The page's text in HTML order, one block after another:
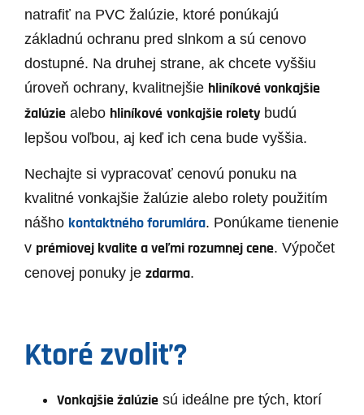
natrafiť na PVC žalúzie, ktoré ponúkajú
základnú ochranu pred slnkom a sú cenovo
dostupné. Na druhej strane, ak chcete vyššiu
úroveň ochrany, kvalitnejšie hliníkové vonkajšie
žalúzie alebo hliníkové vonkajšie rolety budú
lepšou voľbou, aj keď ich cena bude vyššia.
Nechajte si vypracovať cenovú ponuku na
kvalitné vonkajšie žalúzie alebo rolety použitím
nášho kontaktného forumlára. Ponúkame tienenie
v prémiovej kvalite a veľmi rozumnej cene. Výpočet
cenovej ponuky je zdarma.
Ktoré zvoliť?
Vonkajšie žalúzie sú ideálne pre tých, ktorí